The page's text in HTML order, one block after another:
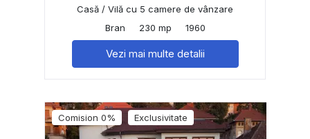
Casă / Vilă cu 5 camere de vânzare
Bran
230 mp 1960
Vezi mai multe detalii
Comision 0% Exclusivitate